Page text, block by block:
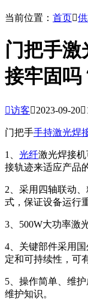
当前位置： 首页
门把手
接牢固吗
访客2023-09-20
门把手手持激光焊
1、 光纤激光焊接
接轨迹来适应产品
2、采用四轴联动
式，保证设备运行
3、500W大功率激
4、关键部件采用
定和可持续性，可
5、操作简单、维
维护知识。